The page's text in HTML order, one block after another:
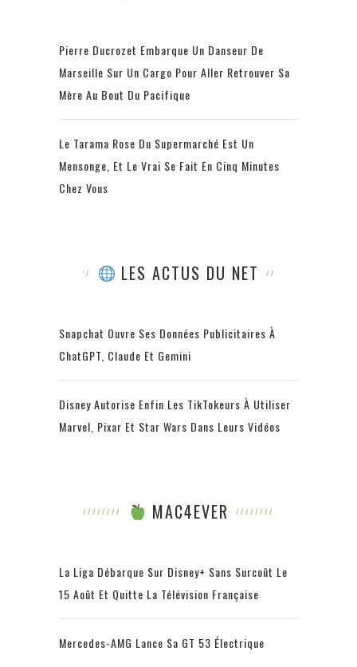
Pierre Ducrozet Embarque Un Danseur De
Marseille Sur Un Cargo Pour Aller Retrouver Sa
Mère Au Bout Du Pacifique
Le Tarama Rose Du Supermarché Est Un
Mensonge, Et Le Vrai Se Fait En Cinq Minutes
Chez Vous
LES ACTUS DU NET
Snapchat Ouvre Ses Données Publicitaires À
ChatGPT, Claude Et Gemini
Disney Autorise Enfin Les TikTokeurs À Utiliser
Marvel, Pixar Et Star Wars Dans Leurs Vidéos
MAC4EVER
La Liga Débarque Sur Disney+ Sans Surcoût Le
15 Août Et Quitte La Télévision Française
Mercedes-AMG Lance Sa GT 53 Électrique